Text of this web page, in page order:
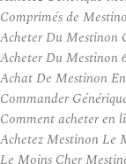
Comprimés de
Acheter Du Mestinon
Acheter Du Mestinon
Achat De Mestinon
Commander
Comment acheter en
Achetez Mestinon Le